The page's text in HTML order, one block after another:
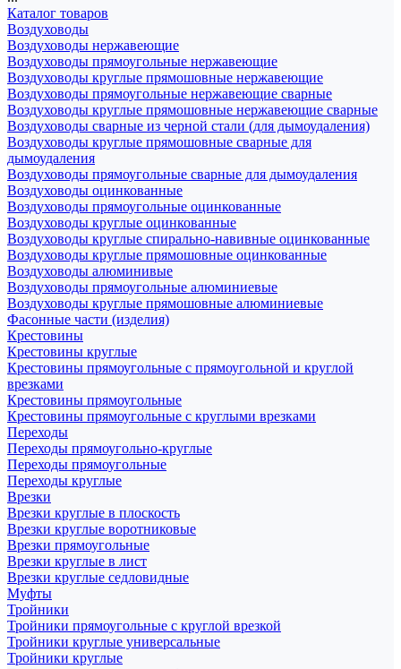
Каталог товаров
Воздуховоды
Воздуховоды нержавеющие
Воздуховоды прямоугольные нержавеющие
Воздуховоды круглые прямошовные нержавеющие
Воздуховоды прямоугольные нержавеющие сварные
Воздуховоды круглые прямошовные нержавеющие сварные
Воздуховоды сварные из черной стали (для дымоудаления)
Воздуховоды круглые прямошовные сварные для
дымоудаления
Воздуховоды прямоугольные сварные для дымоудаления
Воздуховоды оцинкованные
Воздуховоды прямоугольные оцинкованные
Воздуховоды круглые оцинкованные
Воздуховоды круглые спирально-навивные оцинкованные
Воздуховоды круглые прямошовные оцинкованные
Воздуховоды алюминивые
Воздуховоды прямоугольные алюминиевые
Воздуховоды круглые прямошовные алюминиевые
Фасонные части (изделия)
Крестовины
Крестовины круглые
Крестовины прямоугольные с прямоугольной и круглой
врезками
Крестовины прямоугольные
Крестовины прямоугольные с круглыми врезками
Переходы
Переходы прямоугольно-круглые
Переходы прямоугольные
Переходы круглые
Врезки
Врезки круглые в плоскость
Врезки круглые воротниковые
Врезки прямоугольные
Врезки круглые в лист
Врезки круглые седловидные
Муфты
Тройники
Тройники прямоугольные с круглой врезкой
Тройники круглые универсальные
Тройники круглые